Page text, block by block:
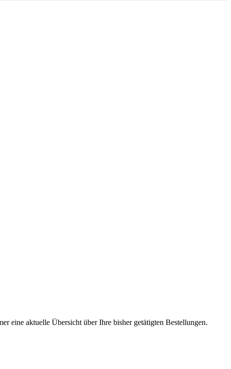
eine aktuelle Übersicht über Ihre bisher getätigten Bestellungen.